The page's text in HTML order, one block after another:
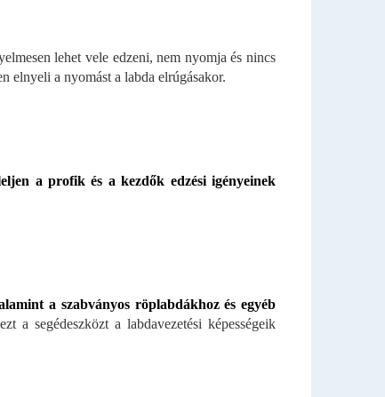
lehet vele edzeni, nem nyomja és nincs
elnyeli a nyomást a labda elrúgásakor.
a profik és a kezdők edzési igényeinek
a szabványos röplabdákhoz és egyéb
a segédeszközt a labdavezetési képességeik